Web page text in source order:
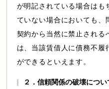
が明記されている場合はも
ていない場合においても、
契約から当然に禁止される
は、当該賃借人に債務不履
ができるといえます。
２．信頼関係の破壊につい